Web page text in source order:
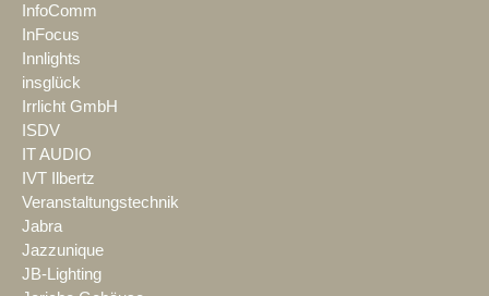
InfoComm
InFocus
Innlights
insglück
Irrlicht GmbH
ISDV
IT AUDIO
IVT Ilbertz
Veranstaltungstechnik
Jabra
Jazzunique
JB-Lighting